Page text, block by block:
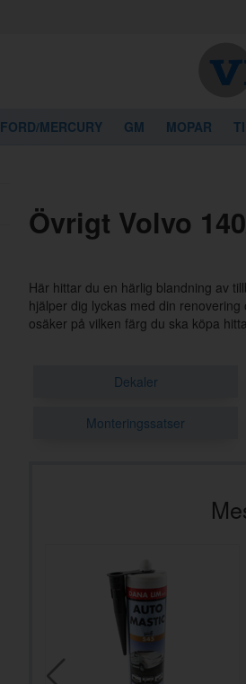
FORD/MERCURY GM MOPAR
Övrigt Volvo
Här hittar du en härlig blandning av
hjälper dig lyckas med din
osäker på vilken färg du ska köpa
Dekaler
Monteringssatser